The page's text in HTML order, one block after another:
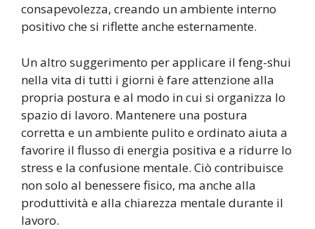
consapevolezza, creando un ambiente interno
positivo che si riflette anche esternamente.
Un altro suggerimento per applicare il feng-shui
nella vita di tutti i giorni è fare attenzione alla
propria postura e al modo in cui si organizza lo
spazio di lavoro. Mantenere una postura
corretta e un ambiente pulito e ordinato aiuta a
favorire il flusso di energia positiva e a ridurre lo
stress e la confusione mentale. Ciò contribuisce
non solo al benessere fisico, ma anche alla
produttività e alla chiarezza mentale durante il
lavoro.